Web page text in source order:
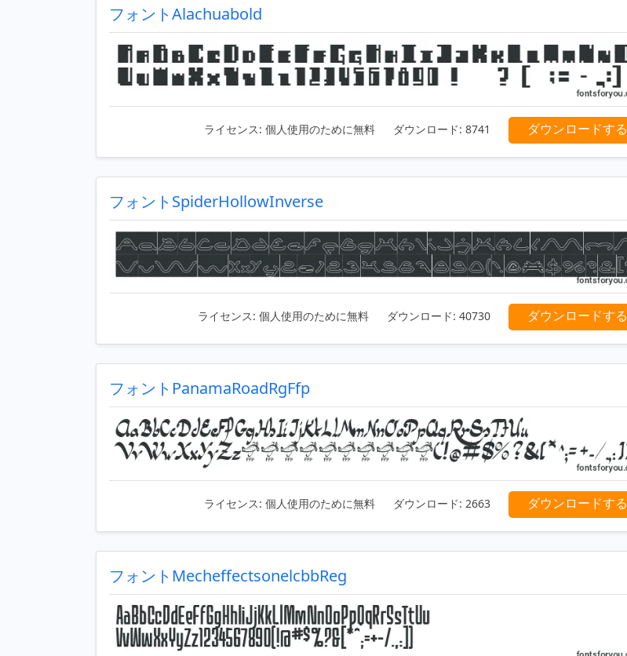
フォントAlachuabold
ライセンス: 個人使用のために無料 ダウンロード: 8741 ダウンロードする
フォントSpiderHollowInverse
ライセンス: 個人使用のために無料 ダウンロード: 40730 ダウンロードする
フォントPanamaRoadRgFfp
ライセンス: 個人使用のために無料 ダウンロード: 2663 ダウンロードする
フォントMecheffectsonelcbbReg